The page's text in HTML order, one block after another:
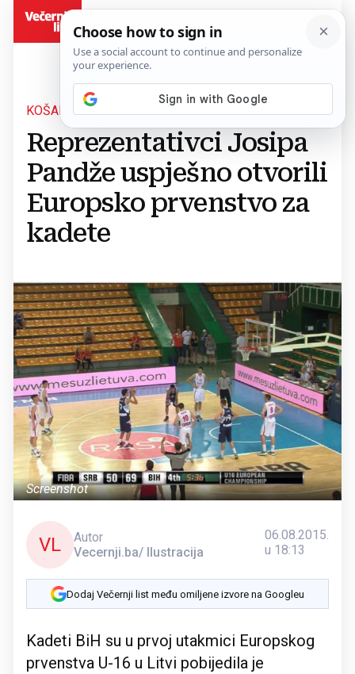
KOŠARKA
Reprezentativci Josipa
Pandže uspješno otvorili
Europsko prvenstvo za
kadete
Screenshot
VL
Autor
Vecernji.ba/ Ilustracija
06.08.2015.
u 18:13
Dodaj Večernji list među omiljene izvore na Googleu
Kadeti BiH su u prvoj utakmici Europskog
prvenstva U-16 u Litvi pobijedila je